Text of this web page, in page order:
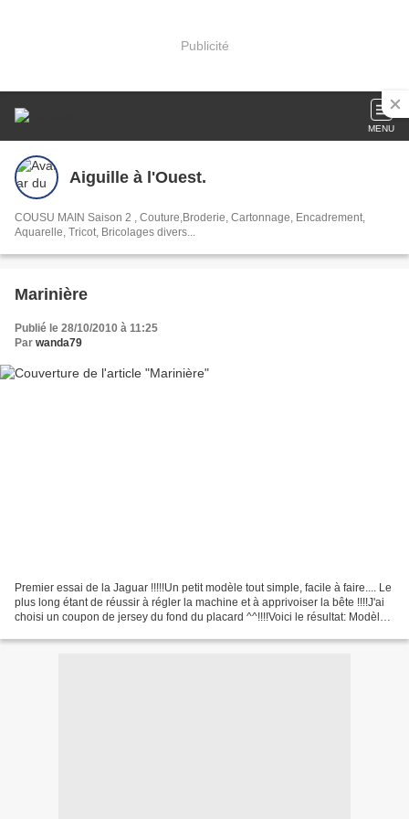
Publicité
MENU
Aiguille à l'Ouest.
COUSU MAIN Saison 2 , Couture,Broderie, Cartonnage, Encadrement,
Aquarelle, Tricot, Bricolages divers...
Marinière
Publié le 28/10/2010 à 11:25
Par wanda79
Premier essai de la Jaguar !!!!!Un petit modèle tout simple, facile à faire.... Le
plus long étant de réussir à régler la machine et à apprivoiser la bête !!!!J'ai
choisi un coupon de jersey du fond du placard ^^!!!!Voici le résultat: Modèle